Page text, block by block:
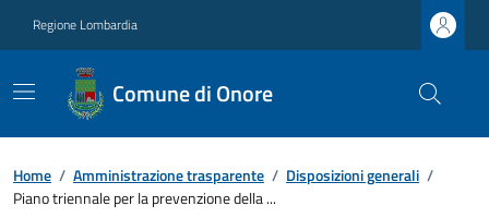
Regione Lombardia
Comune di Onore
Home / Amministrazione trasparente / Disposizioni generali /
Piano triennale per la prevenzione della ...